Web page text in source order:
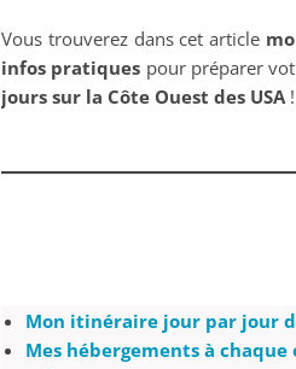
Vous trouverez dans cet article
infos pratiques pour préparer
jours sur la Côte Ouest des USA!
Mon itinéraire jour par jour
Mes hébergements à